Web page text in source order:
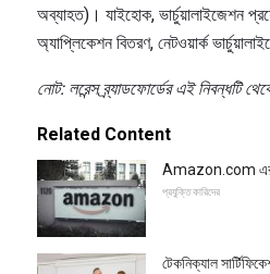
অব্যাহত)। যাইহোক, ভার্চুয়ালাইজেশন
অ্যাপ্লিকেশন বিতরণ, নেটওয়ার্ক
নোট: লরেন্স ব্র্যাডফোর্ডের এই নিবন্ধটি
Related Content
Amazon.com এর
প্রযুক্তি কারিদের
টেকনিক্যাল